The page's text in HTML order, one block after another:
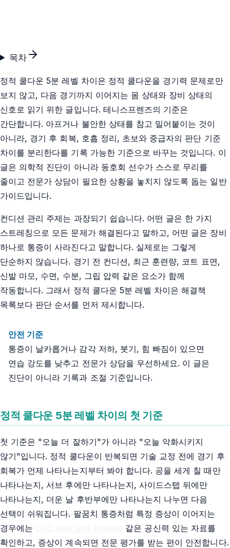
목차
정적 쿨다운 5분 레벨 차이은 정적 쿨다운을 경기력 문제로만
보지 않고, 다음 경기까지 이어지는 몸 상태와 장비 상태의
신호로 읽기 위한 글입니다. 테니스프렌즈의 기준은
간단합니다. 아프거나 불안한 상태를 참고 밀어붙이는 것이
아니라, 경기 후 회복, 호흡 정리, 초보와 중급자의 판단 기준
차이를 분리한다를 기록 가능한 기준으로 바꾸는 것입니다. 이
글은 의학적 진단이 아니라 동호회 선수가 스스로 무리를
줄이고 전문가 상담이 필요한 상황을 놓치지 않도록 돕는 일반
가이드입니다.
컨디션 관리 주제는 과장되기 쉽습니다. 어떤 글은 한 가지
스트레칭으로 모든 문제가 해결된다고 말하고, 어떤 글은 장비
하나로 통증이 사라진다고 말합니다. 실제로는 그렇게
단순하지 않습니다. 경기 전 컨디션, 최근 훈련량, 코트 표면,
신발 마모, 수면, 수분, 그립 압력 같은 요소가 함께
작동합니다. 그래서 정적 쿨다운 5분 레벨 차이은 해결책
목록보다 판단 순서를 먼저 제시합니다.
안전 기준
통증이 날카롭거나 감각 저하, 붓기, 힘 빠짐이 있으면
연습 강도를 낮추고 전문가 상담을 우선하세요. 이 글은
진단이 아니라 기록과 조절 기준입니다.
정적 쿨다운 5분 레벨 차이의 첫 기준
첫 기준은 "오늘 더 잘하기"가 아니라 "오늘 악화시키지
않기"입니다. 정적 쿨다운이 반복되면 기술 교정 전에 경기 후
회복가 언제 나타나는지부터 봐야 합니다. 공을 세게 칠 때만
나타나는지, 서브 후에만 나타나는지, 사이드스텝 뒤에만
나타나는지, 더운 날 후반부에만 나타나는지 나누면 다음
선택이 쉬워집니다. 팔꿈치 통증처럼 특정 증상이 이어지는
경우에는
같은 공신력 있는 자료를
확인하고, 증상이 계속되면 전문 평가를 받는 편이 안전합니다.